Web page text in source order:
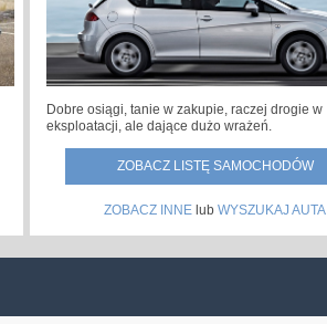
Dobre osiągi, tanie w zakupie, raczej drogie w
eksploatacji, ale dające dużo wrażeń.
ZOBACZ LISTĘ SAMOCHODÓW
ZOBACZ INNE lub WYSZUKAJ AUTA